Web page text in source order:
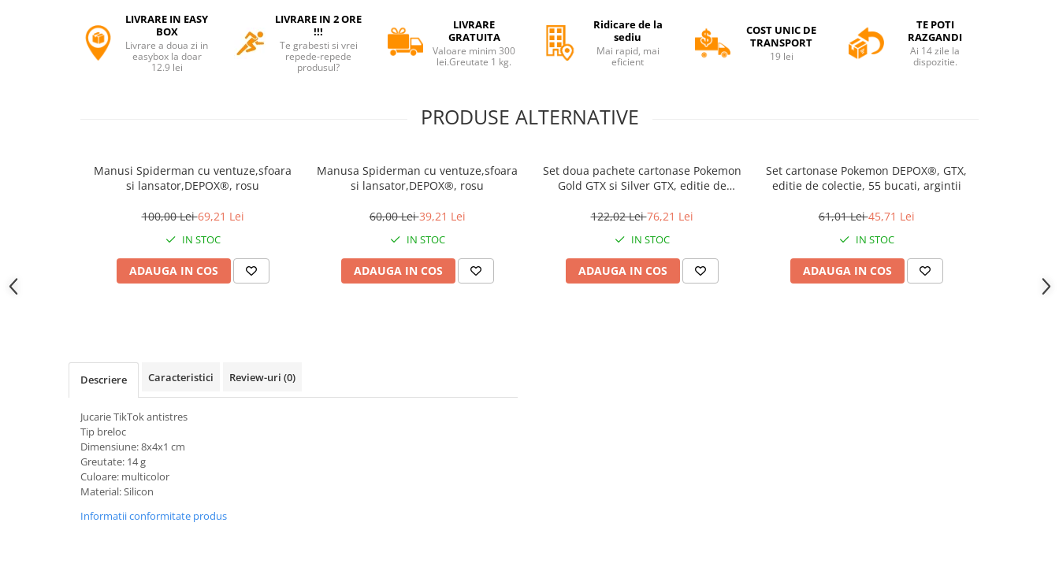
Costume si seturi pentru copii
Accesorii costume copii
Gaming, Carti & Birotica
Costume Halloween copii
ACCESORII & DIVERSE
Accesorii decorative
Masti si costume adulti
Produse si dispozitive ajutatoare
CASA SI GRADINA
Cutite & seturi de cutite
Cutite japoneze
LIVRARE IN EASY
BOX
Livrare a doua zi in
easybox la doar
12.9 lei
LIVRARE IN 2 ORE
!!!
Te grabesti si vrei
repede-repede
produsul?
LIVRARE
GRATUITA
Valoare minim 300
lei.Greutate 1 kg.
Ridicare de la
sediu
Mai rapid, mai
eficient
COST UNIC DE
TRANSPORT
19 lei
TE POTI
RAZGANDI
Ai 14 zile la
dispozitie.
PRODUSE ALTERNATIVE
Manusi Spiderman cu ventuze,sfoara
si lansator,DEPOX®, rosu
100,00 Lei69,21 Lei
IN STOC
ADAUGA IN COS
Manusa Spiderman cu ventuze,sfoara
si lansator,DEPOX®, rosu
60,00 Lei39,21 Lei
IN STOC
ADAUGA IN COS
Set doua pachete cartonase Pokemon
Gold GTX si Silver GTX, editie de
122,02 Lei76,21 Lei
IN STOC
ADAUGA IN COS
Set cartonase Pokemon DEPOX®, GTX,
editie de colectie, 55 bucati, argintii
61,01 Lei45,71 Lei
IN STOC
ADAUGA IN COS
Descriere Caracteristici Review-uri (0)
Jucarie TikTok antistres
Tip breloc
Dimensiune: 8x4x1 cm
Greutate: 14 g
Culoare: multicolor
Material: Silicon
Informatii conformitate produs